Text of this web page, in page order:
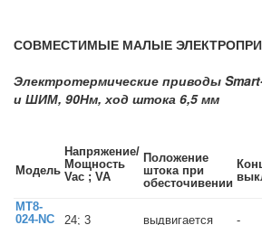
СОВМЕСТИМЫЕ МАЛЫЕ
Электротермические приводы
и ШИМ, 90Нм, ход штока 6,5 мм
Модель
Напряжение/
Мощность
Vac ; VA
Положение
штока при
обесточивении
MT8-
024-NC
24; 3 выдвигается -